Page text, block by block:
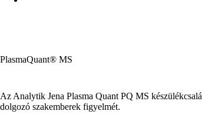
PlasmaQuant® MS
Az Analytik Jena Plasma Quant PQ MS
dolgozó szakemberek figyelmét.